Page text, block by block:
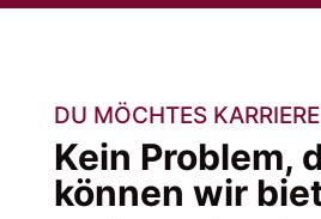
DU MÖCHTES
Kein Problem,
können wir